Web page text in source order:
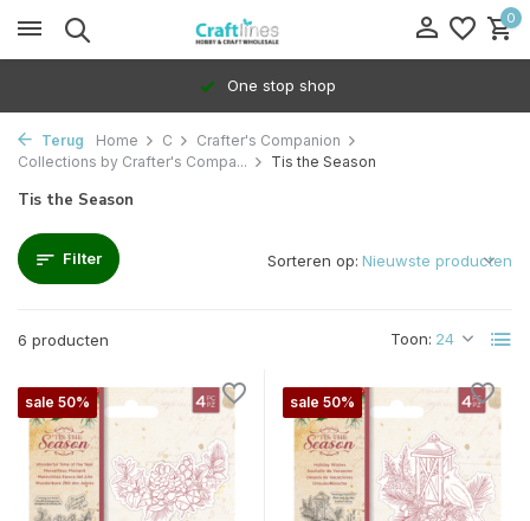
0
One stop shop
Terug Home C
Crafter's Companion
Collections by Crafter's Compa...
Tis the Season
Tis the Season
Filter
6 producten Toon:
Sorteren op:
sale 50% sale 50%